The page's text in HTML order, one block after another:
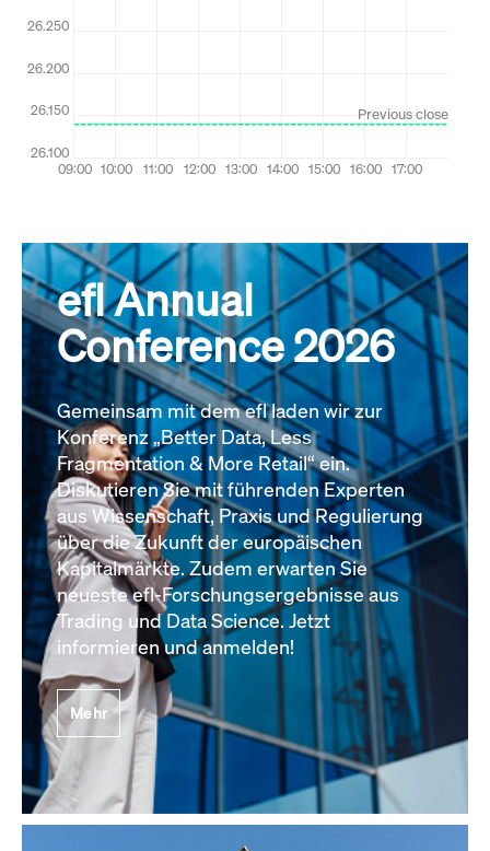
efl Annual
Conference 2026
Gemeinsam mit dem efl laden wir zur
Konferenz „Better Data, Less
Fragmentation & More Retail“ ein.
Diskutieren Sie mit führenden Experten
aus Wissenschaft, Praxis und Regulierung
über die Zukunft der europäischen
Kapitalmärkte. Zudem erwarten Sie
neueste efl-Forschungsergebnisse aus
Trading und Data Science. Jetzt
informieren und anmelden!
Mehr